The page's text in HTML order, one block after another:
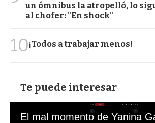
un ómnibus la atropelló, lo
al chofer: "En shock"
10¡Todos a trabajar menos!
Te puede interesar